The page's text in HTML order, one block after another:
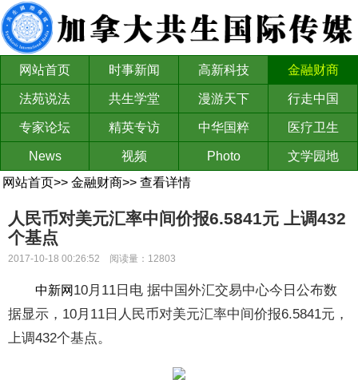
网站首页 时事新闻 高新科技 金融财商
法苑说法 共生学堂 漫游天下 行走中国
专家论坛 精英专访 中华国粹 医疗卫生
News 视频 Photo
文学园地
网站首页>> 金融财商>> 查看详情
人民币对美元汇率中间价报6.5841元 上调432
个基点
2017-10-18 00:26:52 阅读量：12803
中新网 10月11日电 据中国外汇交易中心今日公布数
据显示，10月11日人民币对美元汇率中间价报6.5841元，
上调432个基点。